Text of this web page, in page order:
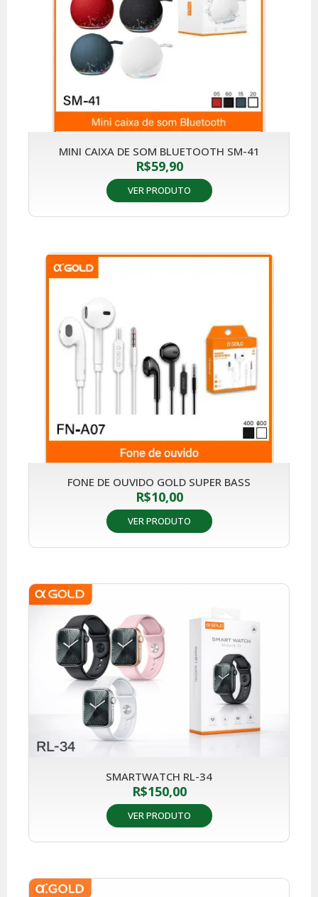
MINI CAIXA DE SOM BLUETOOTH SM-41
R$59,90
VER PRODUTO
FONE DE OUVIDO GOLD SUPER BASS
R$10,00
VER PRODUTO
SMARTWATCH RL-34
R$150,00
VER PRODUTO